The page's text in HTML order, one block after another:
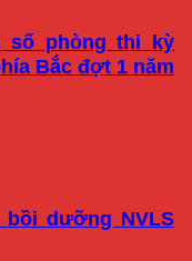
số phòng thi kỳ
Bắc đợt 1 năm
dưỡng NVLS